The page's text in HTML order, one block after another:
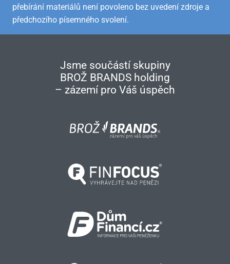
přebírání materiálů není povoleno bez uvedení zdroje a
předchozího písemného svolení.
Jsme součástí skupiny
BROŽ BRANDS holding
– zázemí pro Váš úspěch